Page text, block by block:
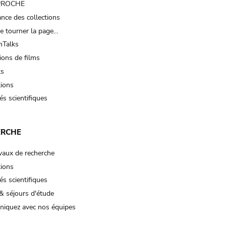
des collections
tourner la page…
de films
scientifiques
de recherche
scientifiques
séjours d'étude
avec nos équipes